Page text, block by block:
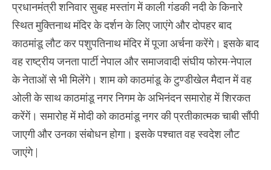
प्रधानमंत्री शनिवार सुबह मस्तांग में काली गंडकी नदी के किनारे
स्थित मुक्तिनाथ मंदिर के दर्शन के लिए जाएंगे और दोपहर बाद
काठमांडू लौट कर पशुपतिनाथ मंदिर में पूजा अर्चना करेंगे। इसके बाद
वह राष्ट्रीय जनता पार्टी नेपाल और समाजवादी संघीय फोरम-नेपाल
के नेताओं से भी मिलेंगे। शाम को काठमांडू के टुण्डीखेल मैदान में वह
ओली के साथ काठमांडू नगर निगम के अभिनंदन समारोह में शिरकत
करेंगें। समारोह में मोदी को काठमांडू नगर की प्रतीकात्मक चाबी सौंपी
जाएगी और उनका संबोधन होगा। इसके पश्चात वह स्वदेश लौट
जाएंगे |